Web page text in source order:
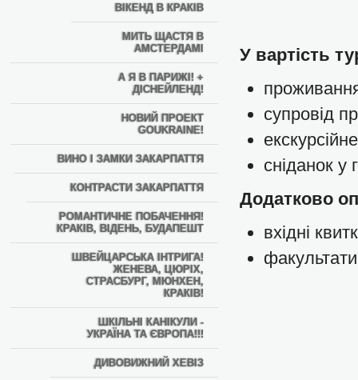
ВІКЕНД В КРАКІВ
МИТЬ ЩАСТЯ В
АМСТЕРДАМІ
А Я В ПАРИЖІ! +
ДІСНЕЙЛЕНД!
НОВИЙ ПРОЕКТ
GOUKRAINE!
ВИНО І ЗАМКИ ЗАКАРПАТТЯ
КОНТРАСТИ ЗАКАРПАТТЯ
РОМАНТИЧНЕ ПОБАЧЕННЯ!
КРАКІВ, ВІДЕНЬ, БУДАПЕШТ
ШВЕЙЦАРСЬКА ІНТРИГА!
ЖЕНЕВА, ЦЮРІХ,
СТРАСБУРГ, МЮНХЕН,
КРАКІВ!
ШКІЛЬНІ КАНІКУЛИ -
УКРАЇНА ТА ЄВРОПА!!!
ДИВОВИЖНИЙ ХЕВІЗ
У вартість
супровід
сніданок у
Додатково
вхідні